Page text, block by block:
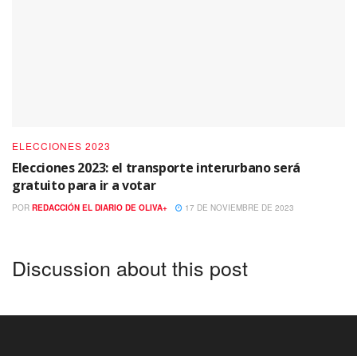
ELECCIONES 2023
Elecciones 2023: el transporte interurbano será
gratuito para ir a votar
POR REDACCIÓN EL DIARIO DE OLIVA+ 17 DE NOVIEMBRE DE 2023
Discussion about this post